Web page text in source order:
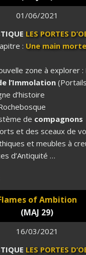
01/06/2021
LES PORTES
: Une main
zone à explorer :
l’Immolation
d’histoire
de compagnons
et des sceaux de
et meubles à
d’Antiquité …
of Ambition
(MAJ 29)
16/03/2021
LES PORTES